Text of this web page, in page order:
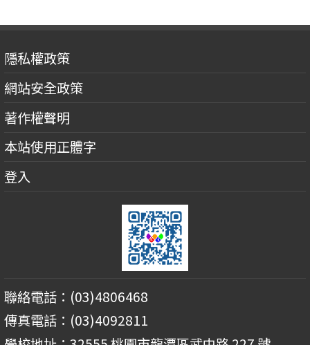
隱私權政策
網站安全政策
著作權聲明
本站使用正體字
登入
聯絡電話：(03)4806468
傳真電話：(03)4092811